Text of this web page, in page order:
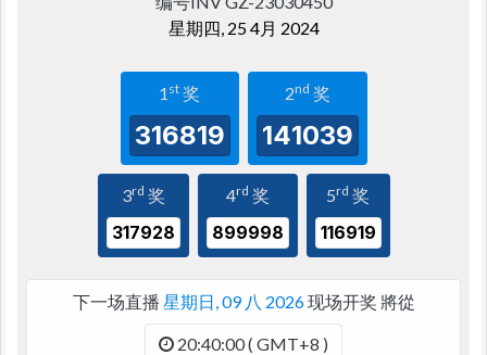
星期四, 25 4月 2024
1 st 奖
316819
2nd 奖
141039
3rd 奖
317928
4rd 奖
899998
5rd 奖
116919
下一场直播 星期日, 09 八 2026现场开奖 將從
20:40:00 ( GMT+8 )